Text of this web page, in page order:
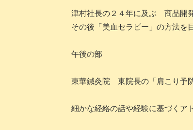
津村社長の２４年に及ぶ 商品開
その後「美血セラピー」の方法を
午後の部
東華鍼灸院 東院長の「肩こり予
細かな経絡の話や経験に基づくア